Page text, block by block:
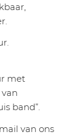
met
band”.
van ons